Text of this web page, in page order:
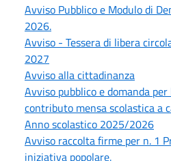
Avviso Pubblico e Modulo di
2026.
Avviso - Tessera di libera
2027
Avviso alla cittadinanza
Avviso pubblico e domanda
contributo mensa scolastica a
Anno scolastico 2025/2026
Avviso raccolta firme per n. 1
iniziativa popolare.